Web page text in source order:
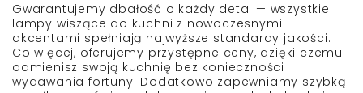
Gwarantujemy dbałość o każdy detal — wszystkie
lampy wiszące do kuchni z nowoczesnymi
akcentami spełniają najwyższe standardy jakości.
Co więcej, oferujemy przystępne ceny, dzięki czemu
odmienisz swoją kuchnię bez konieczności
wydawania fortuny. Dodatkowo zapewniamy szybką